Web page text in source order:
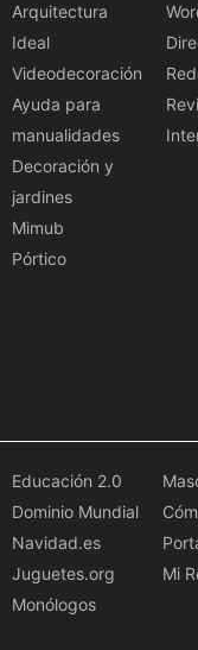
Arquitectura
Ideal
Videodecoración
Ayuda para
manualidades
Decoración y
jardines
Mimub
Pórtico
Educación 2.0
Dominio Mundial
Navidad.es
Juguetes.org
Monólogos
Mi